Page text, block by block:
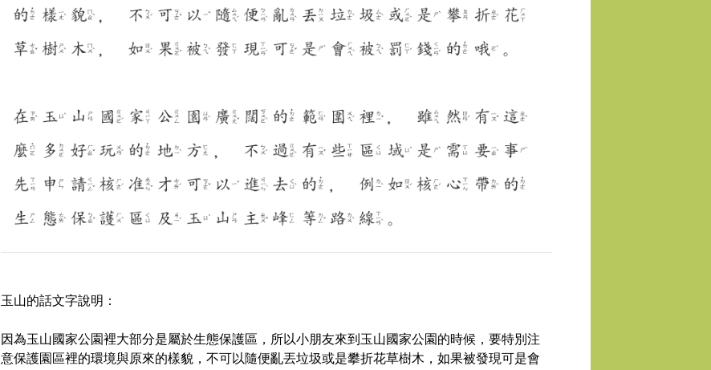
玉山的話文字說明 ：
因為玉山國家公園裡大部分是屬於生態保護區 ， 所以小朋友來到玉山國家公園的時候 ，要特別注
意保護園區裡的環境與原來的樣貌 ，不可以隨便亂丟垃圾或是攀折花草樹木 ，如果被發現可是會